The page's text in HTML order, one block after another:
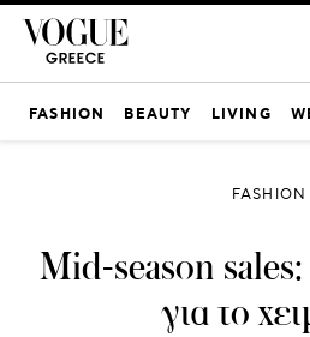
FASHION BEAUTY LIVING
FASHION
Mid-season
για το